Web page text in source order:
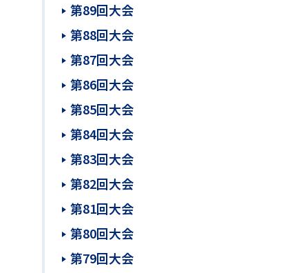
第89回大会
第88回大会
第87回大会
第86回大会
第85回大会
第84回大会
第83回大会
第82回大会
第81回大会
第80回大会
第79回大会